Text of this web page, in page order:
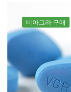
비아그라 구매